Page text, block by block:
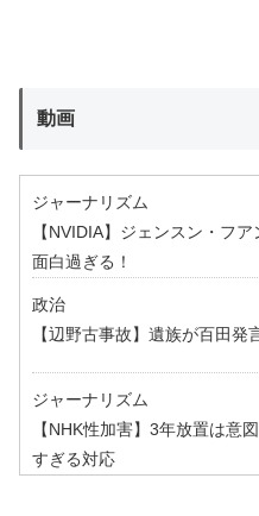
動画
ジャーナリズム
【NVIDIA】ジェンスン・フ
面白過ぎる！
政治
【辺野古事故】遺族が百田発
ジャーナリズム
【NHK性加害】3年放置は意
すぎる対応